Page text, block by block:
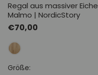
Regal aus massiver Eiche
Malmo | NordicStory
Normaler
Preis
€70,00
Größe: